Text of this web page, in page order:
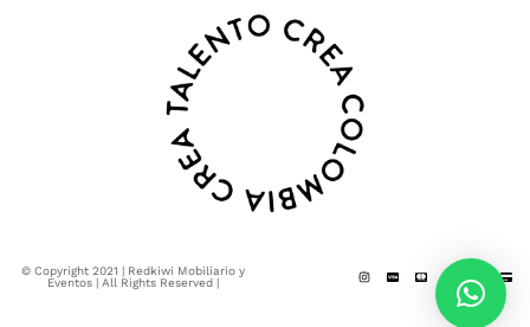
© Copyright 2021 | Redkiwi Mobiliario y
Eventos | All Rights Reserved |